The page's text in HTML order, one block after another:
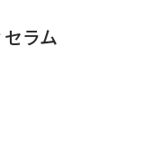
ラム